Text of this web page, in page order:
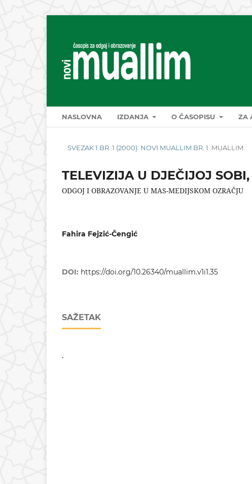
NASLOVNA IZDANJA O ČASOPISU ZA
SVEZAK 1 BR. 1 (2000): NOVI MUALLIM BR. 1 MUALLIM
TELEVIZIJA U DJEČIJOJ
ODGOJ I OBRAZOVANJE U MAS-MEDIJSKOM OZRAČJU
Fahira Fejzić-Čengić
DOI: https://doi.org/10.26340/muallim.v1i1.35
SAŽETAK
.